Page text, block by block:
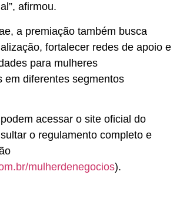
afirmou.
a premiação também busca
fortalecer redes de apoio e
para mulheres
em diferentes segmentos
acessar o site oficial do
o regulamento completo e
mulherdenegocios).